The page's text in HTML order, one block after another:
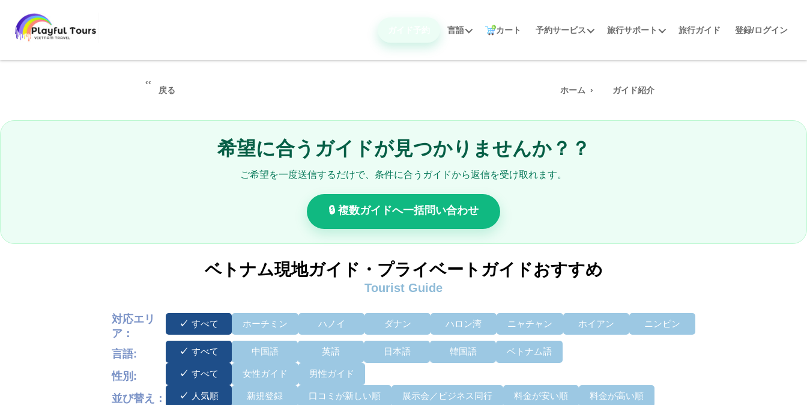
言語 カート 予約サービス 旅行サポート 旅行ガイド 登録/ログイン
戻る ホーム ガイド紹介
希望に合うガイドが見つかりませんか？？
ご希望を一度送信するだけで、条件に合うガイドから返信を受け取れます。
🔒 複数ガイドへ一括問い合わせ
ベトナム現地ガイド・プライベートガイドおすすめ
Tourist Guide
対応エリ
ア：
すべて ホーチミン ハノイ ダナン ハロン湾 ニャチャン ホイアン ニンビン
言語: すべて 中国語 英語 日本語 韓国語 ベトナム語
性別: すべて 女性ガイド 男性ガイド
並び替え： 人気順 新規登録 口コミが新しい順 展示会／ビジネス同行 料金が安い順 料金が高い順